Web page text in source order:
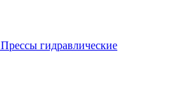
Прессы гидравлические